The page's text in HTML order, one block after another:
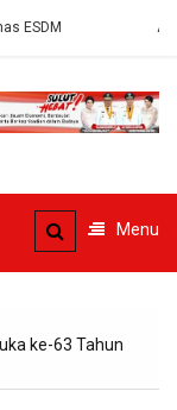
Ahli Hukum
Menu
ke-63 Tahun